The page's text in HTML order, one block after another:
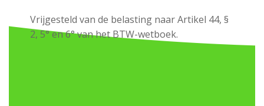
Vrijgesteld van de belasting naar Artikel 44, §
2, 5° en 6° van het BTW-wetboek.